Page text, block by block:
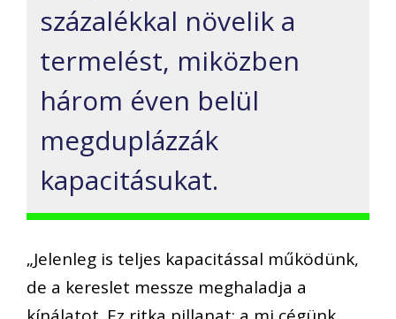
százalékkal növelik a
termelést, miközben
három éven belül
megduplázzák
kapacitásukat.
„Jelenleg is teljes kapacitással működünk,
de a kereslet messze meghaladja a